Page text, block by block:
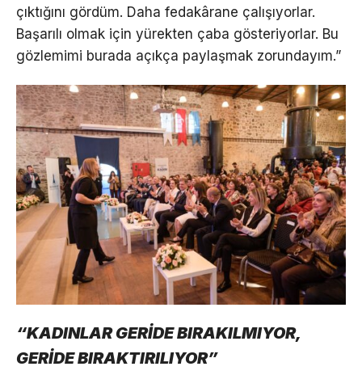
çıktığını gördüm. Daha fedakârane çalışıyorlar.
Başarılı olmak için yürekten çaba gösteriyorlar. Bu
gözlemimi burada açıkça paylaşmak zorundayım.”
“KADINLAR GERİDE BIRAKILMIYOR,
GERİDE BIRAKTIRILIYOR”